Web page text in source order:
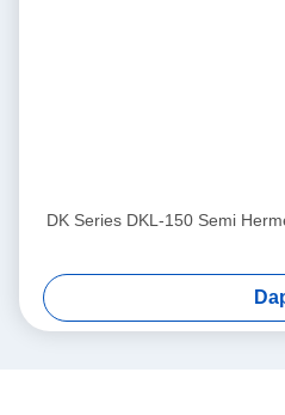
DK Series DKL-150 Semi